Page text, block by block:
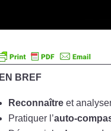
EN BREF
Reconnaître et
Pratiquer l’auto-